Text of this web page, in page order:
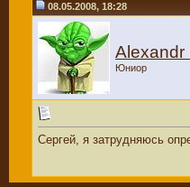
08.05.2008, 18:28
Alexandr
Юниор
Сергей, я затрудняюсь